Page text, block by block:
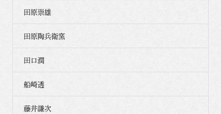
田原崇雄
田原陶兵衛窯
田口潤
船崎透
藤井謙次